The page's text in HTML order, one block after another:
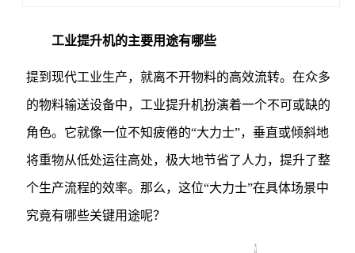
工业提升机的主要用途有哪些
提到现代工业生产，就离不开物料的高效流转。在众多
的物料输送设备中，工业提升机扮演着一个不可或缺的
角色。它就像一位不知疲倦的“大力士”，垂直或倾斜地
将重物从低处运往高处，极大地节省了人力，提升了整
个生产流程的效率。那么，这位“大力士”在具体场景中
究竟有哪些关键用途呢？